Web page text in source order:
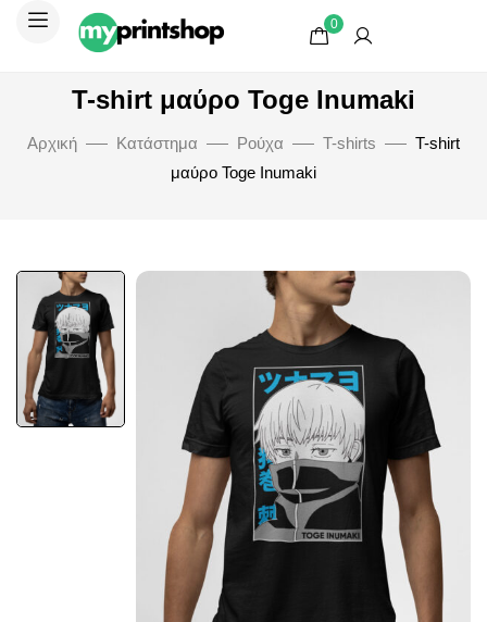
0
T-shirt μαύρο Toge Inumaki
Αρχική Κατάστημα Ρούχα T-shirts
T-shirt
μαύρο Toge Inumaki